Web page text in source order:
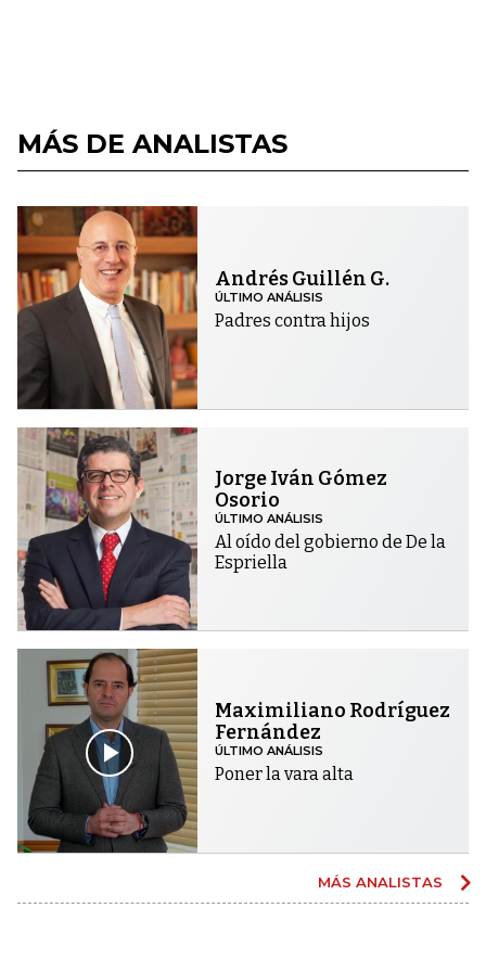
MÁS DE ANALISTAS
Andrés Guillén G.
ÚLTIMO ANÁLISIS
Padres contra hijos
Jorge Iván Gómez
Osorio
ÚLTIMO ANÁLISIS
Al oído del gobierno de De la
Espriella
Maximiliano Rodríguez
Fernández
ÚLTIMO ANÁLISIS
Poner la vara alta
MÁS ANALISTAS